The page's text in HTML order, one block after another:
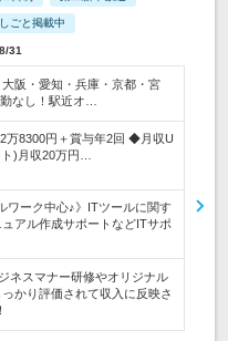
ごと掲載中
31
阪・愛知・兵庫・京都・宮
なし！駅近オ…
万8300円＋賞与年2回 ◆月収U
)月収20万円…
ワーク中心♪》ITツールに関す
アル作成サポートなどITサポ
ネスマナー研修やオリジナル
かり評価されて収入に反映さ